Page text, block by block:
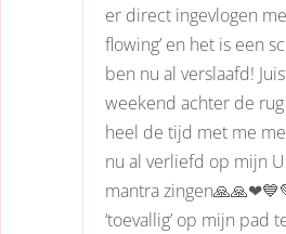
er direct ingevlogen
flowing’ en het is een
ben nu al verslaafd!
weekend achter de
heel de tijd met me
nu al verliefd op mijn
mantra
‘toevallig’ op mijn pad